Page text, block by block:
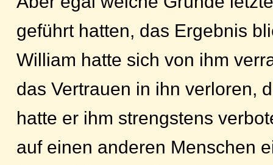
geführt hatten, das Ergebnis
William hatte sich von ihm
das Vertrauen in ihn verloren,
hatte er ihm strengstens
auf einen anderen Menschen